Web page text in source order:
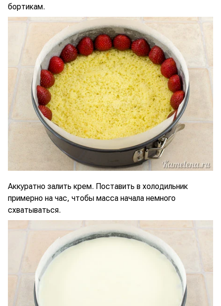
бортикам.
Аккуратно залить крем. Поставить в холодильник
примерно на час, чтобы масса начала немного
схватываться.